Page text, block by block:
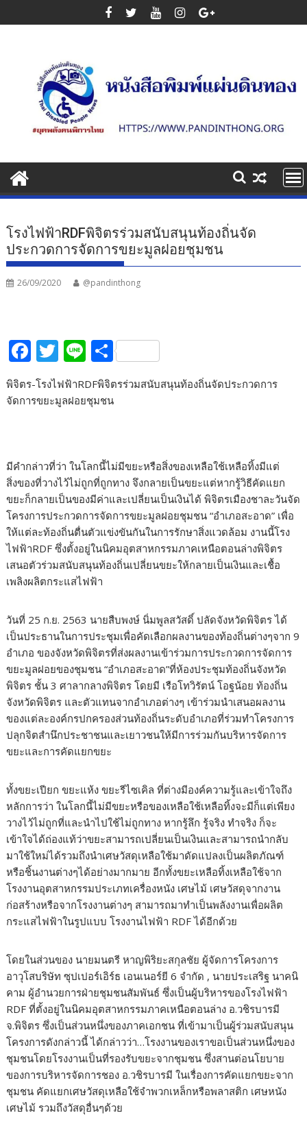
to
โรงไฟฟ้าRDFพิจิตรร่วมสนับสนุนท้องถิ่นจัด
ประกวดการจัดการขยะมูลฝอยชุมชน
26/09/2020 @pandinthong
F
ac
e
o
k
T
w
itt
er
Li
n
e
S
h
ar
พิจิตร-โรงไฟฟ้าRDFพิจิตรร่วมสนับสนุนท้องถิ่นจัดประกวดการ
จัดการขยะมูลฝอยชุมชน
มีคำกล่าวที่ว่า ในโลกนี้ไม่มีขยะหรือสิ่งของเหลือใช้เหลือทิ้งมีแต่
สิ่งของที่วางไว้ไม่ถูกที่ถูกทาง จึงกลายเป็นขยะแต่หากรู้วิธีคัดแยก
ขยะก็กลายเป็นของมีค่าและเปลี่ยนเป็นเงินได้ พิจิตรเมืองชาละวันจัด
โครงการประกวดการจัดการขยะมูลฝอยชุมชน “อำเภอสะอาด” เพื่อ
ให้แต่ละท้องถิ่นตื่นตัวแข่งขันกันในการรักษาสิ่งแวดล้อม งานนี้โรง
ไฟฟ้าRDF ซึ่งตั้งอยู่ในนิคมอุตสาหกรรมภาคเหนือตอนล่างพิจิตร
เสนอตัวร่วมสนับสนุนท้องถิ่นเปลี่ยนขยะให้กลายเป็นเงินและเชื้อ
เพลิงผลิตกระแสไฟฟ้า
วันที่ 25 ก.ย. 2563 นายสืบพงษ์ นิ่มพูลสวัสดิ์ ปลัดจังหวัดพิจิตร ได้
เป็นประธานในการประชุมเพื่อคัดเลือกผลงานของท้องถิ่นต่างๆจาก 9
อำเภอ ของจังหวัดพิจิตรที่ส่งผลงานเข้าร่วมการประกวดการจัดการ
ขยะมูลฝอยของชุมชน “อำเภอสะอาด”ที่ห้องประชุมท้องถิ่นจังหวัด
พิจิตร ชั้น 3 ศาลากลางพิจิตร โดยมี เรือโทวิรัตน์ โอฐน้อย ท้องถิ่น
จังหวัดพิจิตร และตัวแทนจากอำเภอต่างๆ เข้าร่วมนำเสนอผลงาน
ของแต่ละองค์กรปกครองส่วนท้องถิ่นระดับอำเภอที่ร่วมทำโครงการ
ปลุกจิตสำนึกประชาชนและเยาวชนให้มีการร่วมกันบริหารจัดการ
ขยะและการคัดแยกขยะ
ทั้งขยะเปียก ขยะแห้ง ขยะรีไซเคิล ที่ต่างมีองค์ความรู้และเข้าใจถึง
หลักการว่า ในโลกนี้ไม่มีขยะหรือของเหลือใช้เหลือทิ้งจะมีก็แต่เพียง
วางไว้ไม่ถูกที่และนำไปใช้ไม่ถูกทาง หากรู้ลึก รู้จริง ทำจริง ก็จะ
เข้าใจได้ถ่องแท้ว่าขยะสามารถเปลี่ยนเป็นเงินและสามารถนำกลับ
มาใช้ใหม่ได้รวมถึงนำเศษวัสดุเหลือใช้มาดัดแปลงเป็นผลิตภัณฑ์
หรือชิ้นงานต่างๆได้อย่างมากมาย อีกทั้งขยะเหลือทิ้งเหลือใช้จาก
โรงงานอุตสาหกรรมประเภทเครื่องหนัง เศษไม้ เศษวัสดุจากงาน
ก่อสร้างหรือจากโรงงานต่างๆ สามารถมาทำเป็นพลังงานเพื่อผลิต
กระแสไฟฟ้าในรูปแบบ โรงงานไฟฟ้า RDF ได้อีกด้วย
โดยในส่วนของ นายมนตรี หาญพิริยะสกุลชัย ผู้จัดการโครงการ
อาวุโสบริษัท ซุปเปอร์เอิร์ธ เอนเนอร์ยี 6 จำกัด , นายประเสริฐ นาคนิ
คาม ผู้อำนวยการฝ่ายชุมชนสัมพันธ์ ซึ่งเป็นผู้บริหารของโรงไฟฟ้า
RDF ที่ตั้งอยู่ในนิคมอุตสาหกรรมภาคเหนือตอนล่าง อ.วชิรบารมี
จ.พิจิตร ซึ่งเป็นส่วนหนึ่งของภาคเอกชน ที่เข้ามาเป็นผู้ร่วมสนับสนุน
โครงการดังกล่าวนี้ ได้กล่าวว่า…โรงงานของเราขอเป็นส่วนหนึ่งของ
ชุมชนโดยโรงงานเป็นที่รองรับขยะจากชุมชน ซึ่งสานต่อนโยบาย
ของการบริหารจัดการชอง อ.วชิรบารมี ในเรื่องการคัดแยกขยะจาก
ชุมชน คัดแยกเศษวัสดุเหลือใช้จำพวกเหล็กหรือพลาสติก เศษหนัง
เศษไม้ รวมถึงวัสดุอื่นๆด้วย